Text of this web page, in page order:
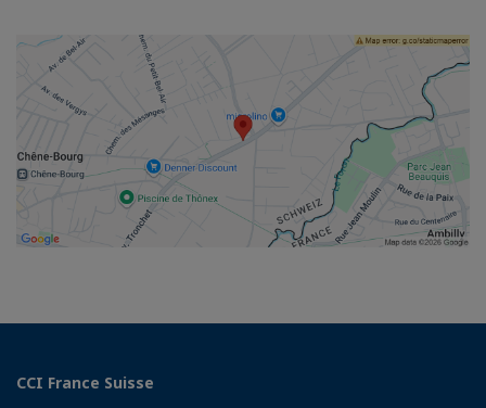
CCI France Suisse